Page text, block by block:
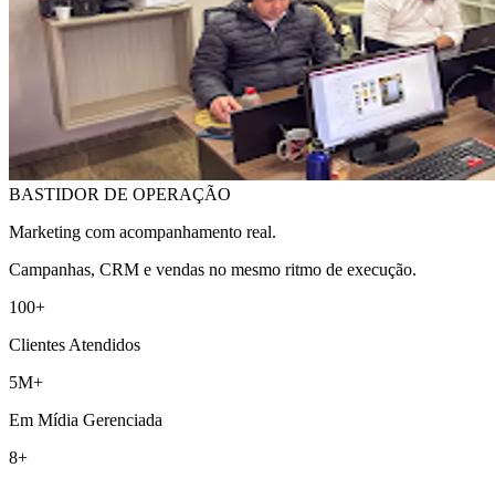
BASTIDOR DE OPERAÇÃO
Marketing com acompanhamento real.
Campanhas, CRM e vendas no mesmo ritmo de execução.
100+
Clientes Atendidos
5M+
Em Mídia Gerenciada
8+